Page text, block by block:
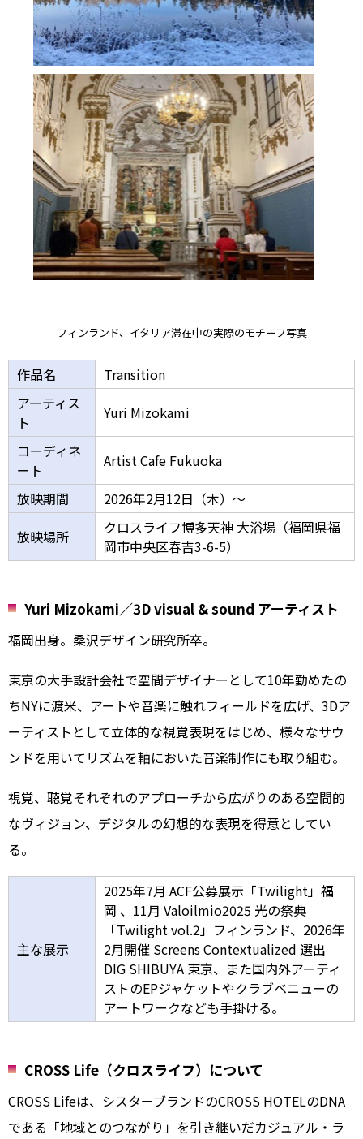
フィンランド、イタリア滞在中の実際のモチーフ写真
作品名
Transition
アーティス
ト
Yuri Mizokami
コーディネ
ート
Artist Cafe Fukuoka
放映期間
2026年2月12日（木）～
放映場所
クロスライフ博多天神 大浴場（福岡県福
岡市中央区春吉3-6-5）
Yuri Mizokami／3D visual & sound アーティスト
福岡出身。桑沢デザイン研究所卒。
東京の大手設計会社で空間デザイナーとして10年勤めたの
ちNYに渡米、アートや音楽に触れフィールドを広げ、3Dア
ーティストとして立体的な視覚表現をはじめ、様々なサウ
ンドを用いてリズムを軸においた音楽制作にも取り組む。
視覚、聴覚それぞれのアプローチから広がりのある空間的
なヴィジョン、デジタルの幻想的な表現を得意としてい
る。
主な展示
2025年7月 ACF公募展示「Twilight」福
岡 、11月 Valoilmio2025 光の祭典
「Twilight vol.2」フィンランド、2026年
2月開催 Screens Contextualized 選出
DIG SHIBUYA 東京、また国内外アーティ
ストのEPジャケットやクラブベニューの
アートワークなども手掛ける。
CROSS Life（クロスライフ）について
CROSS Lifeは、シスターブランドのCROSS HOTELのDNA
である「地域とのつながり」を引き継いだカジュアル・ラ